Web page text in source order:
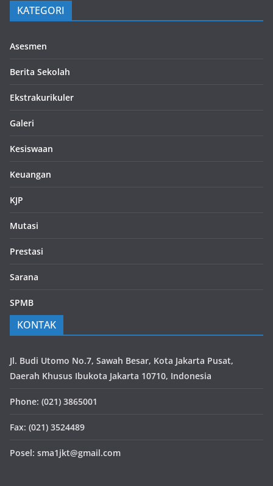
KATEGORI
Asesmen
Berita Sekolah
Ekstrakurikuler
Galeri
Kesiswaan
Keuangan
KJP
Mutasi
Prestasi
Sarana
SPMB
KONTAK
Jl. Budi Utomo No.7, Sawah Besar, Kota Jakarta Pusat,
Daerah Khusus Ibukota Jakarta 10710, Indonesia
Phone: (021) 3865001
Fax: (021) 3524489
Posel: sma1jkt@gmail.com